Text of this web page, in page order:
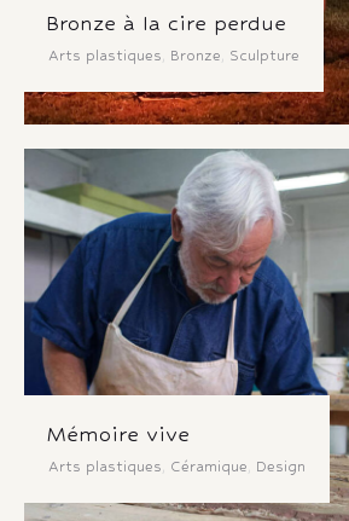
Bronze à la cire perdue
Arts plastiques, Bronze, Sculpture
Mémoire vive
Arts plastiques, Céramique, Design